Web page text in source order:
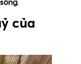
.
của